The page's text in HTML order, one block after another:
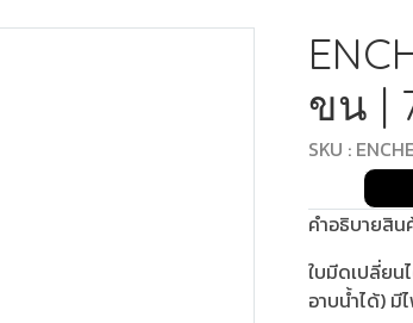
ขน |
SKU :
คำอธิบายสิ
ใบมีดเปลี่ยน
อาบน้ำได้) มี